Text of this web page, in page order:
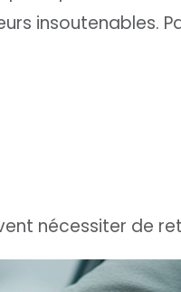
insoutenables.
nécessiter de